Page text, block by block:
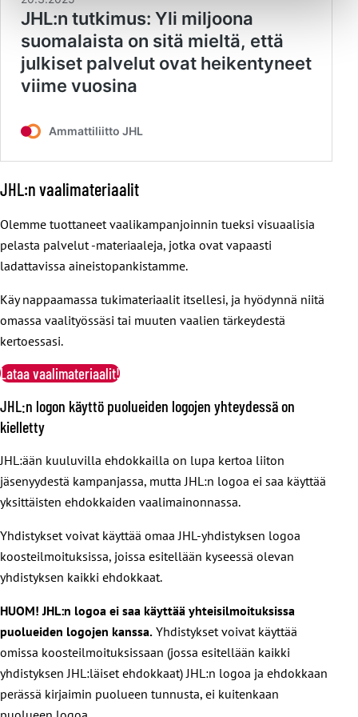
JHL:n vaalimateriaalit
Olemme tuottaneet vaalikampanjoinnin tueksi visuaalisia
pelasta palvelut -materiaaleja, jotka ovat vapaasti
ladattavissa aineistopankistamme.
Käy nappaamassa tukimateriaalit itsellesi, ja hyödynnä niitä
omassa vaalityössäsi tai muuten vaalien tärkeydestä
kertoessasi.
Lataa vaalimateriaalit!
JHL:n logon käyttö puolueiden logojen yhteydessä on
kielletty
JHL:ään kuuluvilla ehdokkailla on lupa kertoa liiton
jäsenyydestä kampanjassa, mutta JHL:n logoa ei saa käyttää
yksittäisten ehdokkaiden vaalimainonnassa.
Yhdistykset voivat käyttää omaa JHL-yhdistyksen logoa
koosteilmoituksissa, joissa esitellään kyseessä olevan
yhdistyksen kaikki ehdokkaat.
HUOM! JHL:n logoa ei saa käyttää yhteisilmoituksissa
puolueiden logojen kanssa. Yhdistykset voivat käyttää
omissa koosteilmoituksissaan (jossa esitellään kaikki
yhdistyksen JHL:läiset ehdokkaat) JHL:n logoa ja ehdokkaan
perässä kirjaimin puolueen tunnusta, ei kuitenkaan